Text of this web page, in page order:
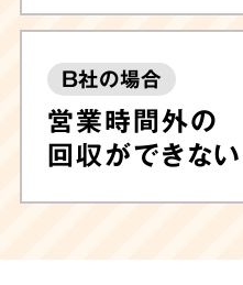
いて迅速に対応いたし
B社の場合
営業時間外の
回収ができない